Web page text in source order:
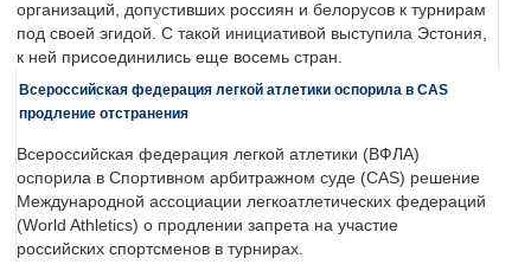
организаций, допустивших россиян и белорусов к турнирам
под своей эгидой. С такой инициативой выступила Эстония,
к ней присоединились еще восемь стран.
Всероссийская федерация легкой атлетики оспорила в CAS
продление отстранения
Всероссийская федерация легкой атлетики (ВФЛА)
оспорила в Спортивном арбитражном суде (CAS) решение
Международной ассоциации легкоатлетических федераций
(World Athletics) о продлении запрета на участие
российских спортсменов в турнирах.